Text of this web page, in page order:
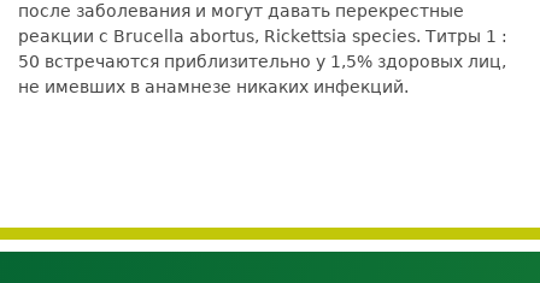
после заболевания и могут давать перекрестные
реакции с Brucella abortus, Rickettsia species. Титры 1 :
50 встречаются приблизительно у 1,5% здоровых лиц,
не имевших в анамнезе никаких инфекций.